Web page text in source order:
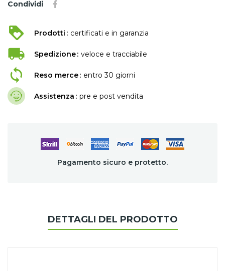
Condividi
Prodotti certificati e in garanzia
Spedizione veloce e tracciabile
Reso merce entro 30 giorni
Assistenza pre e post vendita
Pagamento sicuro e protetto.
DETTAGLI DEL PRODOTTO